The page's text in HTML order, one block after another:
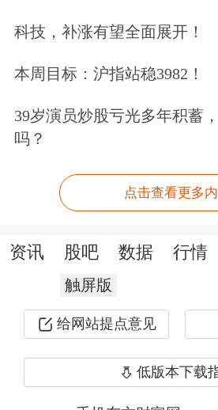
完成一轮创纪录的融资
权财富基金支持的MGX
近年来，包括OpenAI
了重要作用。
则，但包括奥尔特曼在
公司高管在社交媒体上
科技，补涨有望全面展开！
本周目标：沪指站稳3982！
39岁演员炒股亏光多年积蓄
吗？
点击查看更多
资讯 股吧 数据 行情
触屏版
给网站提点意见
低版本下载